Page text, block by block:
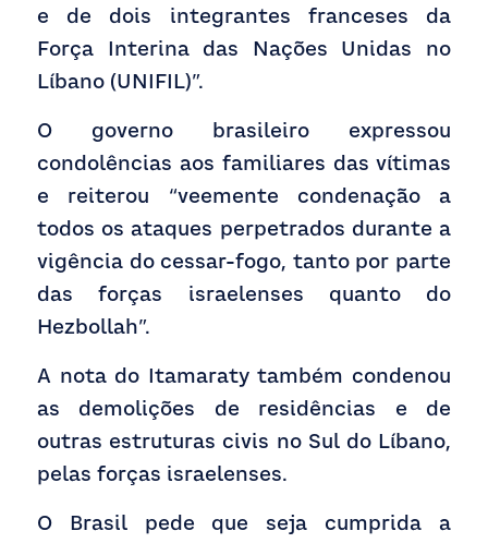
e de dois integrantes franceses da
Força Interina das Nações Unidas no
Líbano (UNIFIL)”.
O governo brasileiro expressou
condolências aos familiares das vítimas
e reiterou “veemente condenação a
todos os ataques perpetrados durante a
vigência do cessar-fogo, tanto por parte
das forças israelenses quanto do
Hezbollah”.
A nota do Itamaraty também condenou
as demolições de residências e de
outras estruturas civis no Sul do Líbano,
pelas forças israelenses.
O Brasil pede que seja cumprida a